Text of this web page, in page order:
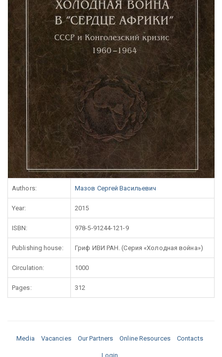
Authors: Мазов Сергей Васильевич
Year: 2015
ISBN: 978-5-91244-121-9
Publishing house: Гриф ИВИ РАН. (Серия «Холодная война»)
Circulation: 1000
Pages: 312
Media Vacancies Our Partners Online Resources Contacts
Login